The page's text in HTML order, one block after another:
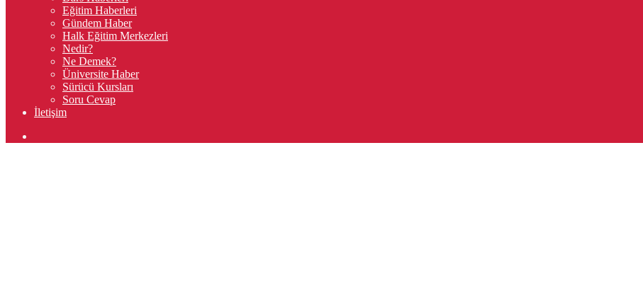
Eğitim Haberleri
Gündem Haber
Halk Eğitim Merkezleri
Nedir?
Ne Demek?
Üniversite Haber
Sürücü Kursları
Soru Cevap
İletişim